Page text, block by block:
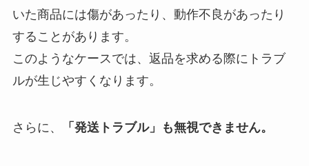
いた商品には傷があったり、動作不良があったり
することがあります。
このようなケースでは、返品を求める際にトラブ
ルが生じやすくなります。
さらに、 「発送トラブル」も無視できません。